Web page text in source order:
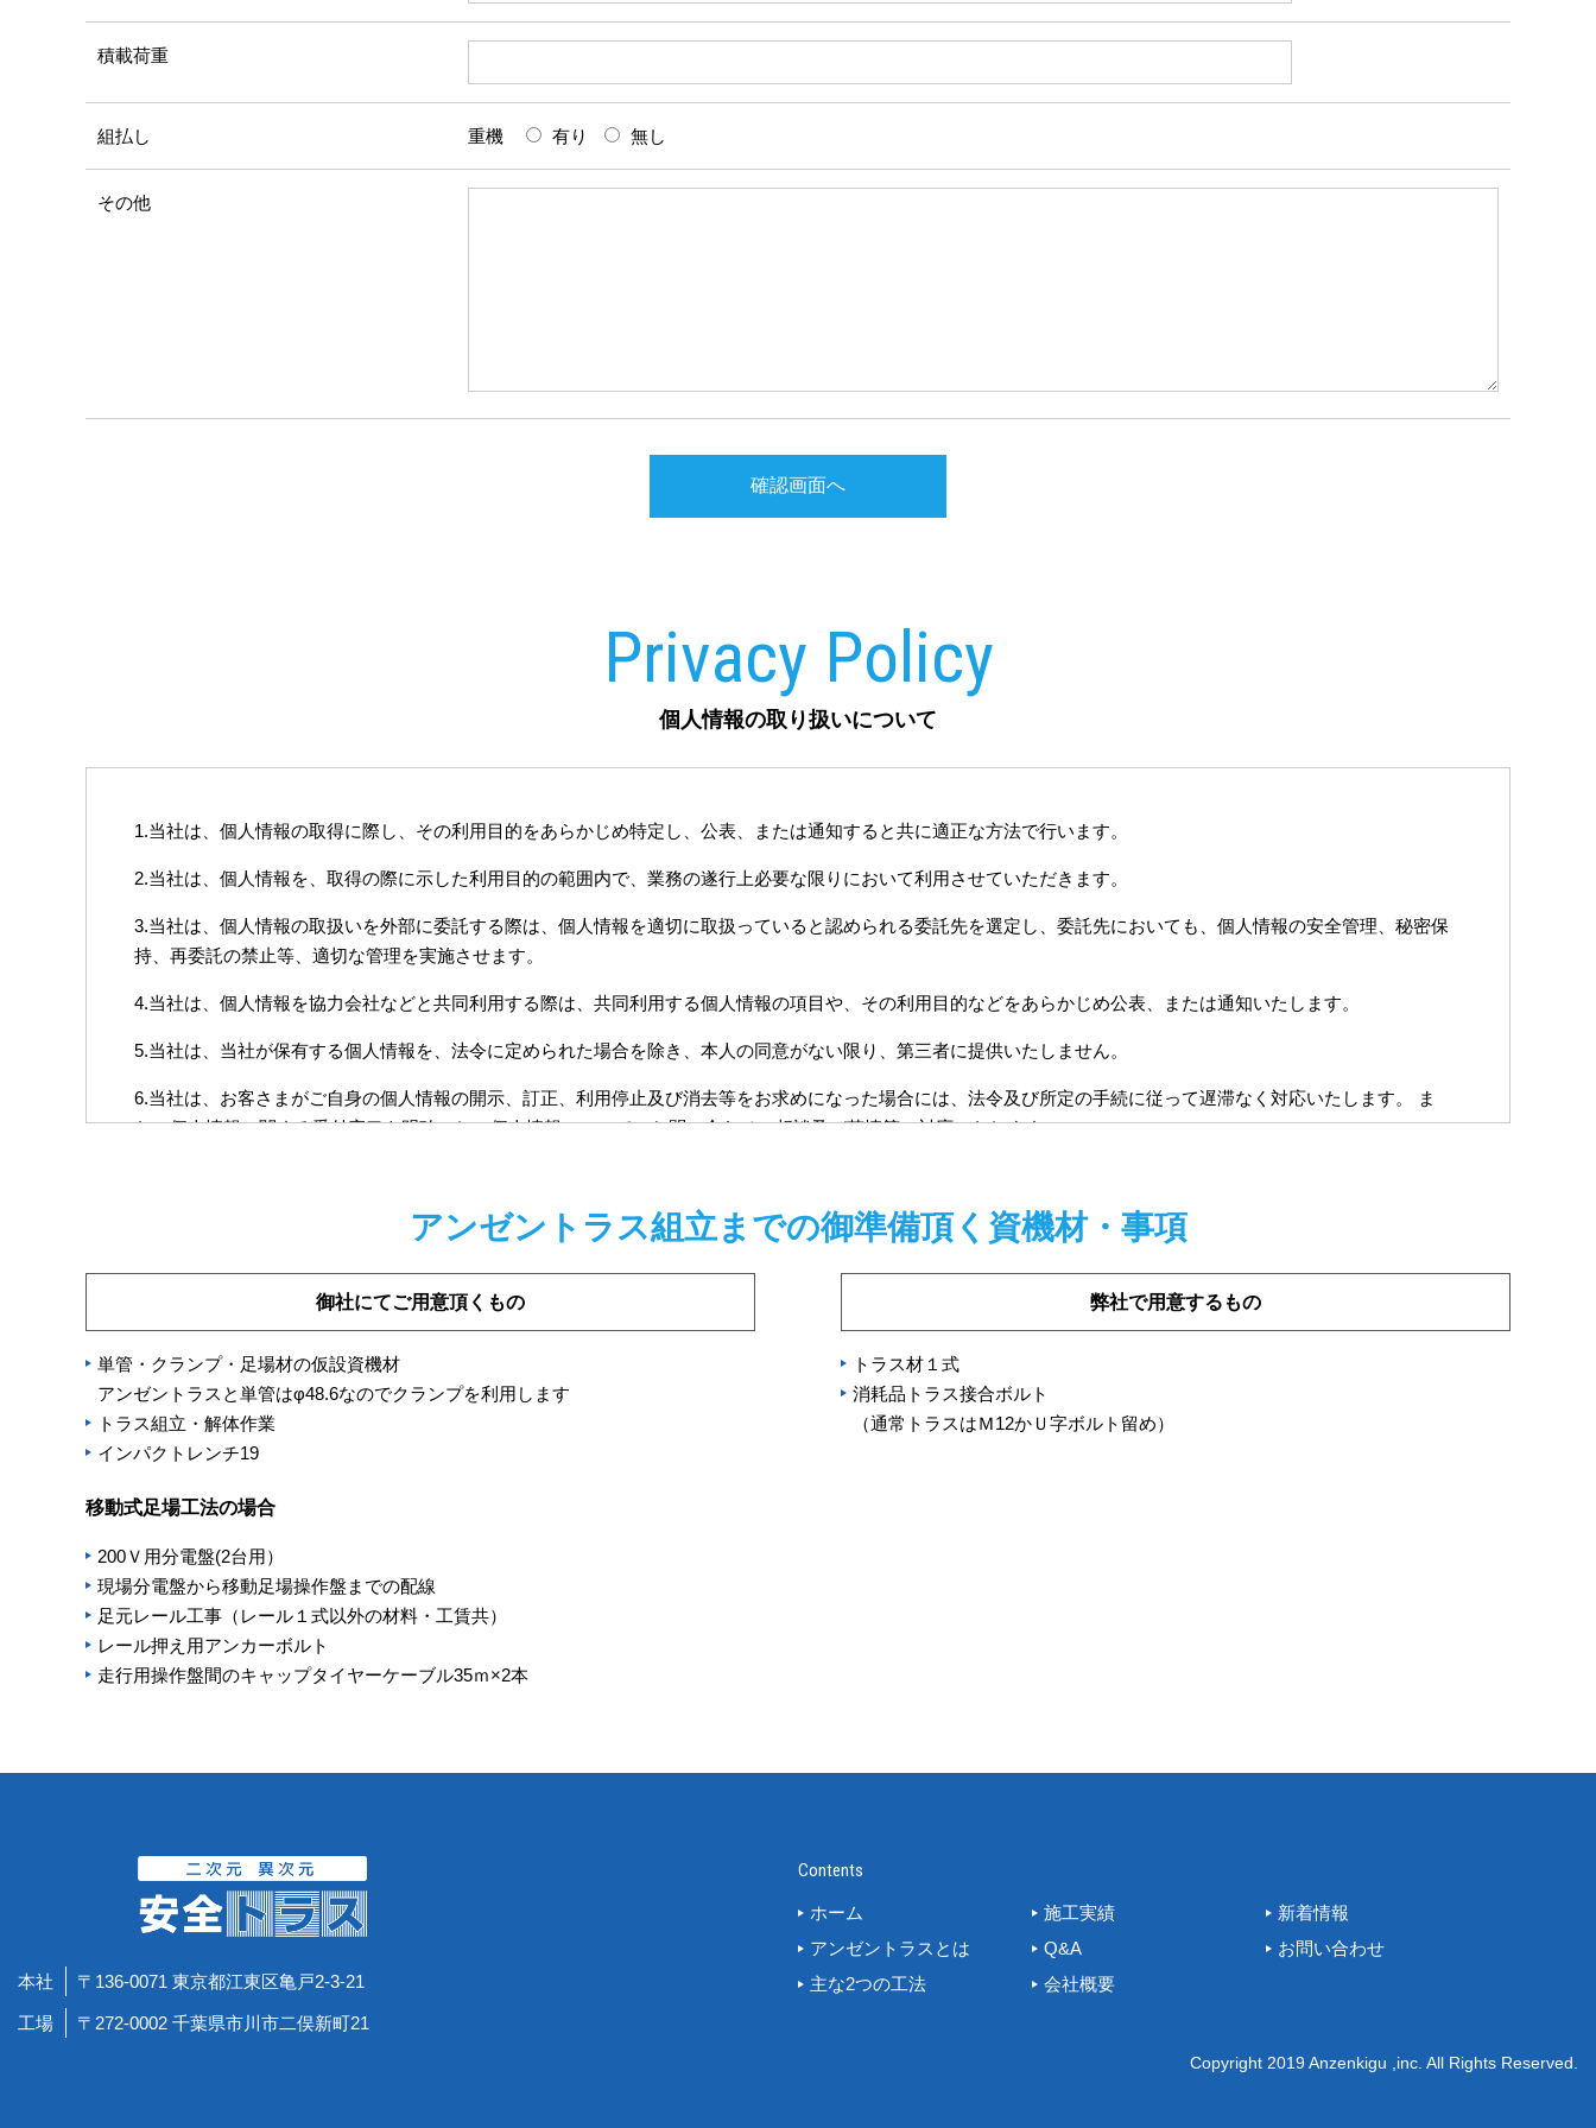
積載荷重
組払し 重機 有り 無し
その他
Privacy Policy
個人情報の取り扱いについて
1.当社は、個人情報の取得に際し、その利用目的をあらかじめ特定し、公表、または通知すると共に適正な方法で行います。
2.当社は、個人情報を、取得の際に示した利用目的の範囲内で、業務の遂行上必要な限りにおいて利用させていただきます。
3.当社は、個人情報の取扱いを外部に委託する際は、個人情報を適切に取扱っていると認められる委託先を選定し、委託先においても、個人情報の安全管理、秘密保
持、再委託の禁止等、適切な管理を実施させます。
4.当社は、個人情報を協力会社などと共同利用する際は、共同利用する個人情報の項目や、その利用目的などをあらかじめ公表、または通知いたします。
5.当社は、当社が保有する個人情報を、法令に定められた場合を除き、本人の同意がない限り、第三者に提供いたしません。
6.当社は、お客さまがご自身の個人情報の開示、訂正、利用停止及び消去等をお求めになった場合には、法令及び所定の手続に従って遅滞なく対応いたします。 ま
た、個人情報に関する受付窓口を明確にし、個人情報についてのお問い合わせ、相談及び苦情等に対応いたします。
社名
株式会社安全トラス
メールアドレス
info@anzen-torasu.co.jp
アンゼントラス組立までの御準備頂く資機材・事項
御社にてご用意頂くもの
単管・クランプ・足場材の仮設資機材
アンゼントラスと単管はφ48.6なのでクランプを利用します
トラス組立・解体作業
インパクトレンチ19
移動式足場工法の場合
200Ｖ用分電盤(2台用）
現場分電盤から移動足場操作盤までの配線
足元レール工事（レール１式以外の材料・工賃共）
レール押え用アンカーボルト
走行用操作盤間のキャップタイヤーケーブル35ｍ×2本
弊社で用意するもの
トラス材１式
消耗品トラス接合ボルト
（通常トラスはＭ12かＵ字ボルト留め）
本社 〒136-0071 東京都江東区亀戸2-3-21
工場 〒272-0002 千葉県市川市二俣新町21
Contents
ホーム
アンゼントラスとは
主な2つの工法
施工実績
Q&A
会社概要
新着情報
お問い合わせ
Copyright 2019 Anzenkigu ,inc. All Rights Reserved.